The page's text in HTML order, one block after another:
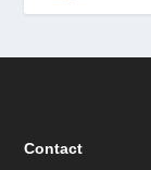
Contact